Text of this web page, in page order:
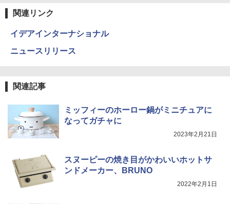
関連リンク
イデアインターナショナル
ニュースリリース
関連記事
ミッフィーのホーロー鍋がミニチュアに
なってガチャに
2023年2月21日
スヌーピーの焼き目がかわいいホットサ
ンドメーカー、BRUNO
2022年2月1日